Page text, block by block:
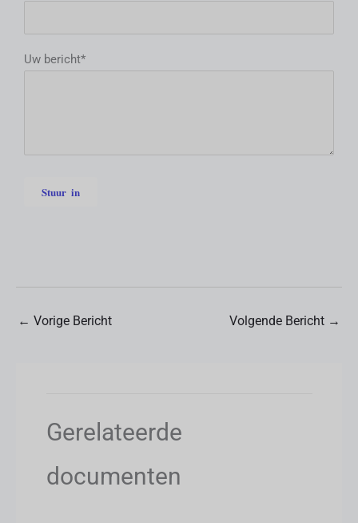
Uw bericht*
← Vorige Bericht Volgende Bericht →
Gerelateerde
documenten